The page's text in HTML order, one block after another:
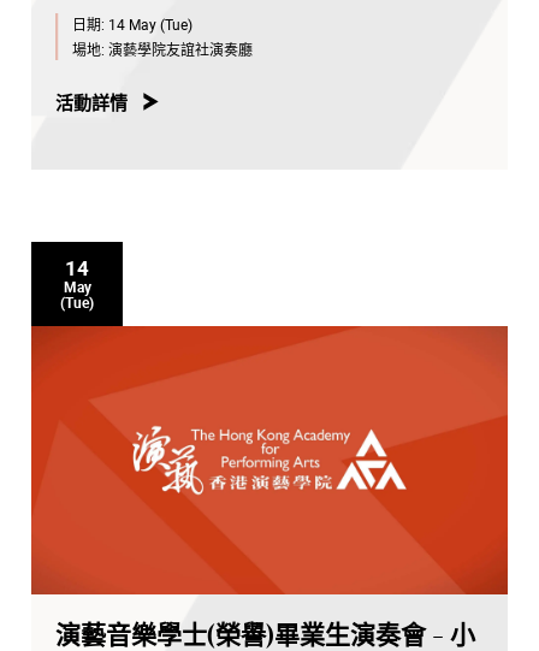
日期: 14 May (Tue)
場地: 演藝學院友誼社演奏廳
活動詳情
14
May
(Tue)
演藝音樂學士(榮譽)畢業生演奏會 - 小